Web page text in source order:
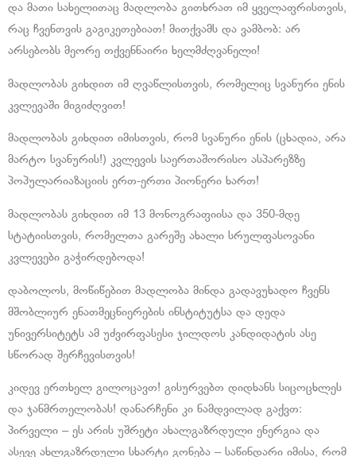
და მათი სახელითაც მადლობა გითხრათ იმ ყველაფრისთვის,
რაც ჩვენთვის გაგიკეთებიათ! მითქვამს და ვამბობ: არ
არსებობს მეორე თქვენნაირი ხელმძღვანელი!
მადლობას გიხდით იმ ღვაწლისთვის, რომელიც სვანური ენის
კვლევაში მიგიძღვით!
მადლობას გიხდით იმისთვის, რომ სვანური ენის (ცხადია, არა
მარტო სვანურის!) კვლევის საერთაშორისო ასპარეზზე
პოპულარიაზაციის ერთ-ერთი პიონერი ხართ!
მადლობას გიხდით იმ 13 მონოგრაფიისა და 350-მდე
სტატიისთვის, რომელთა გარეშე ახალი სრულფასოვანი
კვლევები გაჭირდებოდა!
დაბოლოს, მოწიწებით მადლობა მინდა გადავუხადო ჩვენს
მშობლიურ ენათმეცნიერების ინსტიტუტსა და დედა
უნივერსიტეტს ამ უძვირფასესი ჯილდოს კანდიდატის ასე
სწორად შერჩევისთვის!
კიდევ ერთხელ გილოცავთ! გისურვებთ დიდხანს სიცოცხლეს
და ჯანმრთელობას! დანარჩენი კი ნამდვილად გაქვთ:
პირველი – ეს არის უშრეტი ახალგაზრდული ენერგია და
ასევე ახლგაზრდული სხარტი გონება – საწინდარი იმისა, რომ